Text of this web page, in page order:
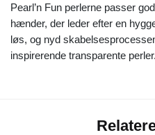
Pearl’n Fun perlerne passer
hænder, der leder efter en
løs, og nyd
inspirerende transparente perler.